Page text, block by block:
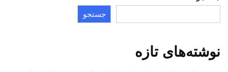
جستجو
نوشته‌های تازه